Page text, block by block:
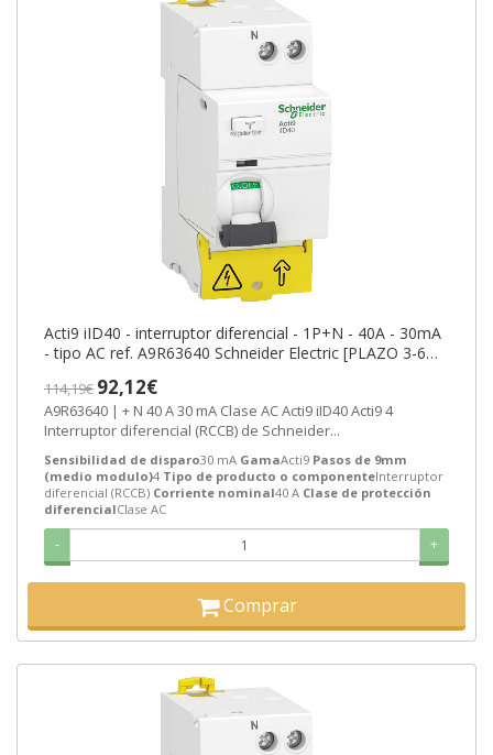
Acti9 iID40 - interruptor diferencial - 1P+N - 40A - 30mA
- tipo AC ref. A9R63640 Schneider Electric [PLAZO 3-6
114,19€ 92,12€
A9R63640 | + N 40 A 30 mA Clase AC Acti9 iID40 Acti9 4
Interruptor diferencial (RCCB) de Schneider...
Sensibilidad de disparo30 mA GamaActi9 Pasos de 9mm
(medio modulo)4 Tipo de producto o componenteInterruptor
diferencial (RCCB) Corriente nominal40 A Clase de protección
diferencialClase AC
- +
Comprar